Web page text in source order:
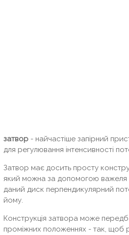
затвор - найчастіше запірний
для регулювання інтенсивності
Затвор має досить просту
який можна за допомогою важеля
даний диск перпендикулярний
йому.
Конструкція затвора може
проміжних положеннях - так, щоб